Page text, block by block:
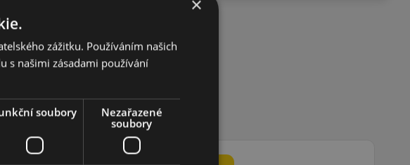
zážitku. Používáním našich
s našimi zásadami používání
soubory
Nezařazené
soubory